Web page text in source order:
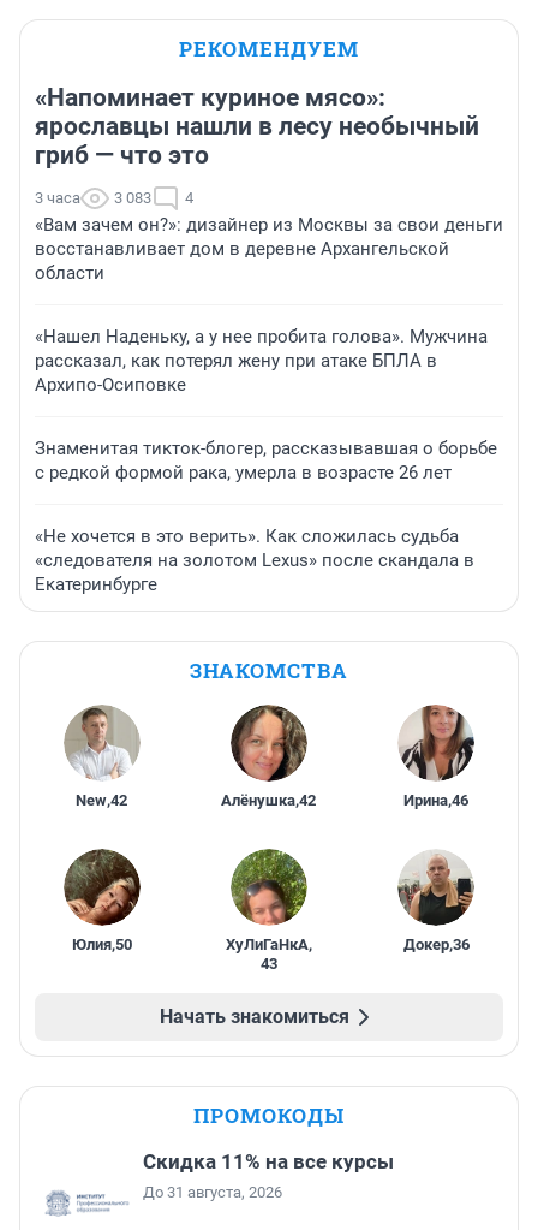
РЕКОМЕНДУЕМ
«Напоминает куриное мясо»:
ярославцы нашли в лесу необычный
гриб — что это
3 часа 3 083 4
«Вам зачем он?»: дизайнер из Москвы за свои деньги
восстанавливает дом в деревне Архангельской
области
«Нашел Наденьку, а у нее пробита голова». Мужчина
рассказал, как потерял жену при атаке БПЛА в
Архипо-Осиповке
Знаменитая тикток-блогер, рассказывавшая о борьбе
с редкой формой рака, умерла в возрасте 26 лет
«Не хочется в это верить». Как сложилась судьба
«следователя на золотом Lexus» после скандала в
Екатеринбурге
ЗНАКОМСТВА
New,42 Алёнушка,42 Ирина,46
Юлия,50 ХуЛиГаНкА,
43
Докер,36
Начать знакомиться
ПРОМОКОДЫ
Скидка 11% на все курсы
До 31 августа, 2026